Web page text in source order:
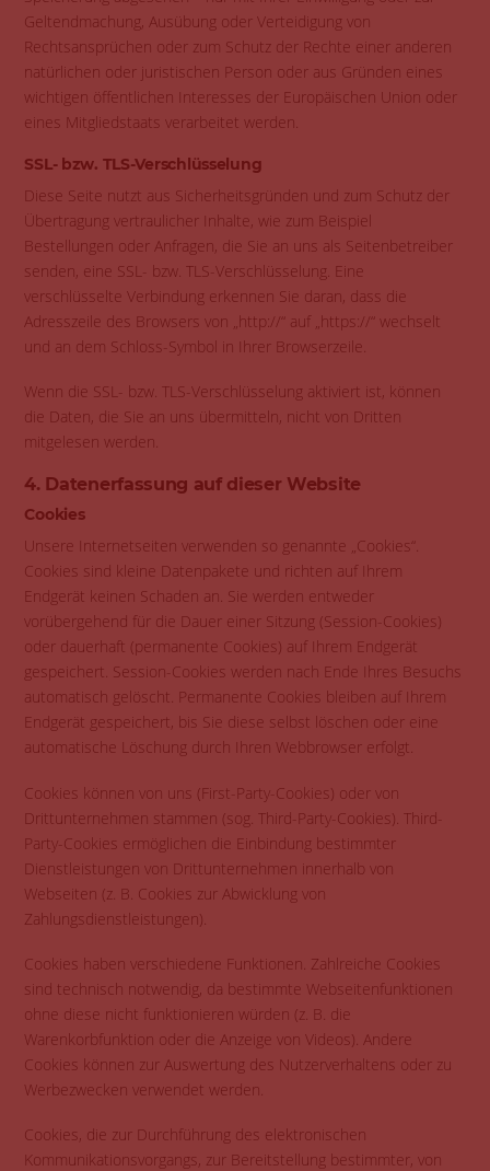
Geltendmachung, Ausübung oder Verteidigung von
Rechtsansprüchen oder zum Schutz der Rechte einer anderen
natürlichen oder juristischen Person oder aus Gründen eines
wichtigen öffentlichen Interesses der Europäischen Union oder
eines Mitgliedstaats verarbeitet werden.
SSL- bzw. TLS-Verschlüsselung
Diese Seite nutzt aus Sicherheitsgründen und zum Schutz der
Übertragung vertraulicher Inhalte, wie zum Beispiel
Bestellungen oder Anfragen, die Sie an uns als Seitenbetreiber
senden, eine SSL- bzw. TLS-Verschlüsselung. Eine
verschlüsselte Verbindung erkennen Sie daran, dass die
Adresszeile des Browsers von „http://“ auf „https://“ wechselt
und an dem Schloss-Symbol in Ihrer Browserzeile.
Wenn die SSL- bzw. TLS-Verschlüsselung aktiviert ist, können
die Daten, die Sie an uns übermitteln, nicht von Dritten
mitgelesen werden.
4. Datenerfassung auf dieser Website
Cookies
Unsere Internetseiten verwenden so genannte „Cookies“.
Cookies sind kleine Datenpakete und richten auf Ihrem
Endgerät keinen Schaden an. Sie werden entweder
vorübergehend für die Dauer einer Sitzung (Session-Cookies)
oder dauerhaft (permanente Cookies) auf Ihrem Endgerät
gespeichert. Session-Cookies werden nach Ende Ihres Besuchs
automatisch gelöscht. Permanente Cookies bleiben auf Ihrem
Endgerät gespeichert, bis Sie diese selbst löschen oder eine
automatische Löschung durch Ihren Webbrowser erfolgt.
Cookies können von uns (First-Party-Cookies) oder von
Drittunternehmen stammen (sog. Third-Party-Cookies). Third-
Party-Cookies ermöglichen die Einbindung bestimmter
Dienstleistungen von Drittunternehmen innerhalb von
Webseiten (z. B. Cookies zur Abwicklung von
Zahlungsdienstleistungen).
Cookies haben verschiedene Funktionen. Zahlreiche Cookies
sind technisch notwendig, da bestimmte Webseitenfunktionen
ohne diese nicht funktionieren würden (z. B. die
Warenkorbfunktion oder die Anzeige von Videos). Andere
Cookies können zur Auswertung des Nutzerverhaltens oder zu
Werbezwecken verwendet werden.
Cookies, die zur Durchführung des elektronischen
Kommunikationsvorgangs, zur Bereitstellung bestimmter, von